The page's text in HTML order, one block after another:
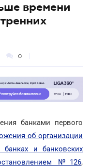
времени
0
банками первого
об организации
и банковских
№126,